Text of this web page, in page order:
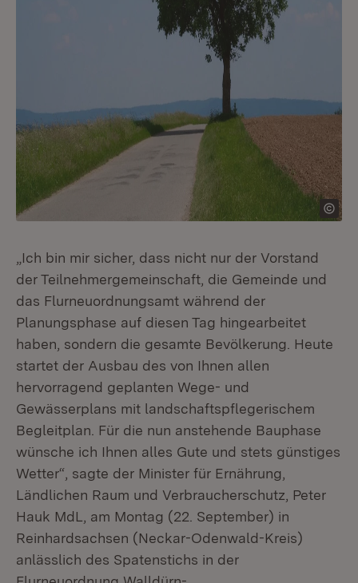
„Ich bin mir sicher, dass nicht nur der Vorstand
der Teilnehmergemeinschaft, die Gemeinde und
das Flurneuordnungsamt während der
Planungsphase auf diesen Tag hingearbeitet
haben, sondern die gesamte Bevölkerung. Heute
startet der Ausbau des von Ihnen allen
hervorragend geplanten Wege- und
Gewässerplans mit landschaftspflegerischem
Begleitplan. Für die nun anstehende Bauphase
wünsche ich Ihnen alles Gute und stets günstiges
Wetter“, sagte der Minister für Ernährung,
Ländlichen Raum und Verbraucherschutz, Peter
Hauk MdL, am Montag (22. September) in
Reinhardsachsen (Neckar-Odenwald-Kreis)
anlässlich des Spatenstichs in der